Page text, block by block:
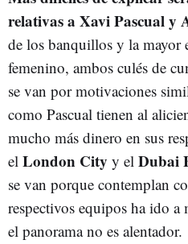
relativas a Xavi Pascual y
de los banquillos y la mayor
femenino, ambos culés de
se van por motivaciones
como Pascual tienen al
mucho más dinero en sus
el London City y el Dubai
se van porque contemplan
respectivos equipos ha ido a
el panorama no es alentador.